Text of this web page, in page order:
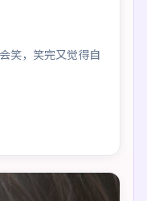
笑，笑完又觉得自